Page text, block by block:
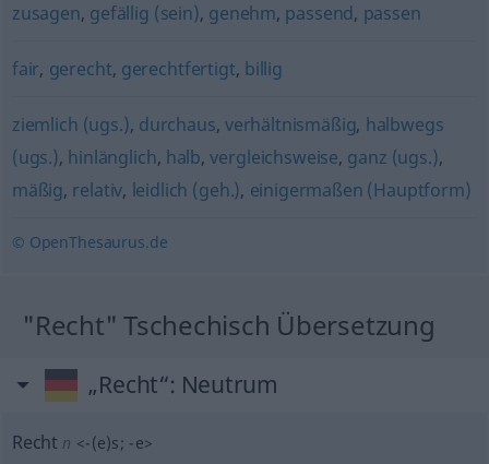
zusagen, gefällig (sein), genehm, passend, passen
fair, gerecht, gerechtfertigt, billig
ziemlich (ugs.), durchaus, verhältnismäßig, halbwegs
(ugs.), hinlänglich, halb,vergleichsweise, ganz (ugs.),
mäßig, relativ, leidlich (geh.), einigermaßen (Hauptform)
© OpenThesaurus.de
"Recht" Tschechisch Übersetzung
„Recht“: Neutrum
Recht n <-(e)s; -e>